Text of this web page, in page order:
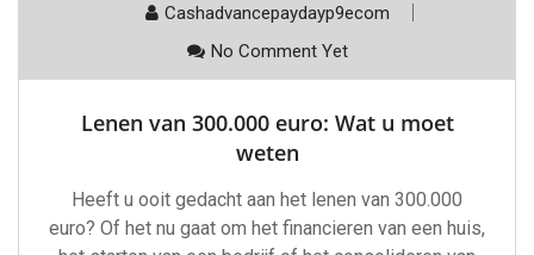
Cashadvancepaydayp9ecom
No Comment Yet
Lenen van 300.000 euro: Wat u moet
weten
Heeft u ooit gedacht aan het lenen van 300.000
euro? Of het nu gaat om het financieren van een huis,